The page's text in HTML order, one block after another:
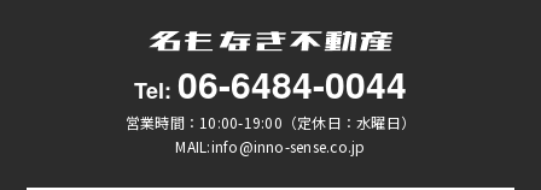
Tel: 06-6484-0044
営業時間：10:00-19:00（定休日：水曜日）
MAIL:info@inno-sense.co.jp